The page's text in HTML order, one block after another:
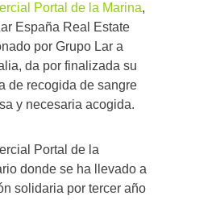
Portal de la Marina,
España Real Estate
por Grupo Lar a
da por finalizada su
de recogida de sangre
y necesaria acogida.
Portal de la
donde se ha llevado a
solidaria por tercer año